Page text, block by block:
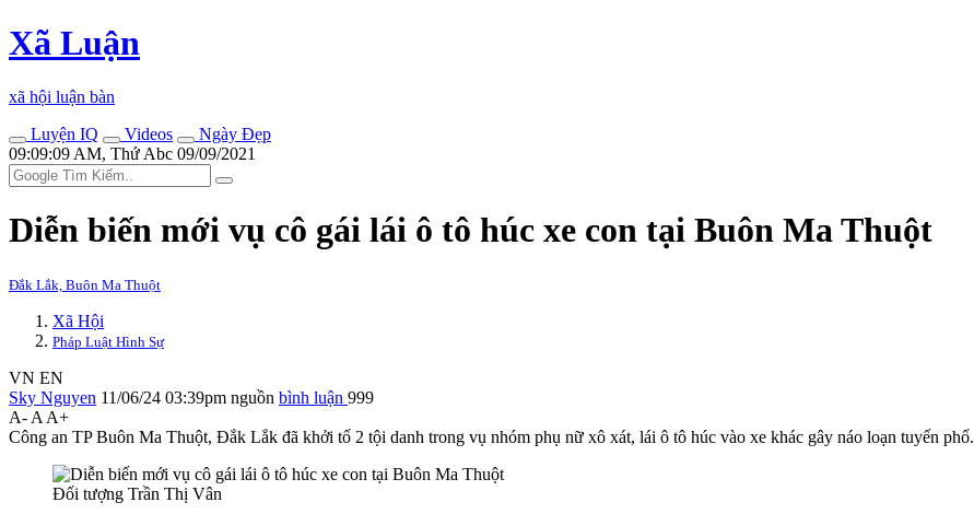
Xã Luận
xã hội luận bàn
Luyện IQ
Videos
Ngày Đẹp
09:09:09 AM, Thứ Abc 09/09/2021
Diễn biến mới vụ cô gái lái ô tô húc xe con tại Buôn Ma Thuột
Đắk Lắk, Buôn Ma Thuột
Xã Hội
Pháp Luật Hình Sự
VN EN
Sky Nguyen 11/06/24 03:39pm nguồn bình luận 999
A- A A+
Công an TP Buôn Ma Thuột, Đắk Lắk đã khởi tố 2 tội danh trong vụ nhóm phụ nữ xô xát, lái ô tô húc vào xe khác gây náo loạn tuyến phố.
Đối tượng Trần Thị Vân